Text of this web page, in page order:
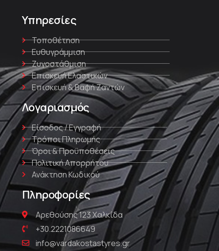
Υπηρεσίες
Τοποθέτηση
Ευθυγράμμιση
Ζυγοστάθμιση
Επισκευή Ελαστικών
Επισκευή & Βαφή Ζαντών
Λογαριασμός
Είσοδος / Εγγραφή
Τρόποι Πληρωμής
Όροι & Προϋποθέσεις
Πολιτική Απορρήτου
Ανάκτηση Κωδικού
Πληροφορίες
Αρεθούσης 123 Χαλκίδα
+30.2221086649
info@vardakostastyres.gr